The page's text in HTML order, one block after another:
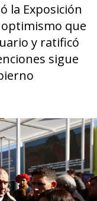
la Exposición
optimismo que
y ratificó
sigue